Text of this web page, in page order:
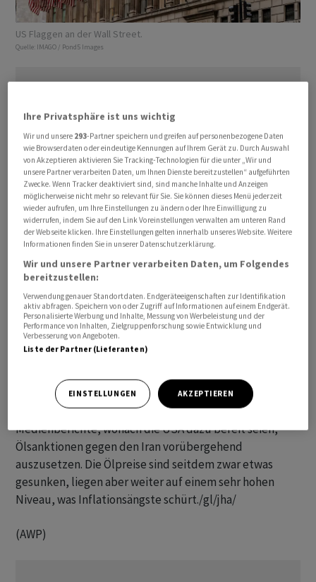
US Flaggen an der Wall Street.
Quelle: IMAGO / Pond5 Images
Eine Fortsetzung der vom Thema Künstliche Intelligenz
(KI) getragenen Erholungsrally, die Ende März
begonnen hatte, lässt damit weiter auf sich warten.
Dass US-Präsident Donald Trump zunächst auf einen
angeblich für diesen Dienstag geplanten Angriff auf den
Iran verzichtet hat, hatte schon am Montag letztlich nur
wenig Auftrieb gegeben. Das gilt auch für iranische
Medienberichte, wonach die USA dazu bereit seien,
Ölsanktionen gegen den Iran vorübergehend
auszusetzen. Die Ölpreise sind seitdem zwar etwas
gesunken, liegen aber weiter auf einem sehr hohen
Niveau, was Inflationsängste schürt./gl/jha/
(AWP)
Ihre Privatsphäre ist uns wichtig
Wir und unsere 293-Partner speichern und greifen auf personenbezogene Daten
wie Browserdaten oder eindeutige Kennungen auf Ihrem Gerät zu. Durch Auswahl
von Akzeptieren aktivieren Sie Tracking-Technologien für die unter „Wir und
unsere Partner verarbeiten Daten, um Ihnen Dienste bereitzustellen“ aufgeführten
Zwecke. Wenn Tracker deaktiviert sind, sind manche Inhalte und Anzeigen
möglicherweise nicht mehr so relevant für Sie. Sie können dieses Menü jederzeit
wieder aufrufen, um Ihre Einstellungen zu ändern oder Ihre Einwilligung zu
widerrufen, indem Sie auf den Link Voreinstellungen verwalten am unteren Rand
der Webseite klicken. Ihre Einstellungen gelten innerhalb unseres Website. Weitere
Informationen finden Sie in unserer Datenschutzerklärung.
Wir und unsere Partner verarbeiten Daten, um Folgendes
bereitzustellen:
Verwendung genauer Standortdaten. Endgeräteeigenschaften zur Identifikation
aktiv abfragen. Speichern von oder Zugriff auf Informationen auf einem Endgerät.
Personalisierte Werbung und Inhalte, Messung von Werbeleistung und der
Performance von Inhalten, Zielgruppenforschung sowie Entwicklung und
Verbesserung von Angeboten.
Liste der Partner (Lieferanten)
EINSTELLUNGEN AKZEPTIEREN